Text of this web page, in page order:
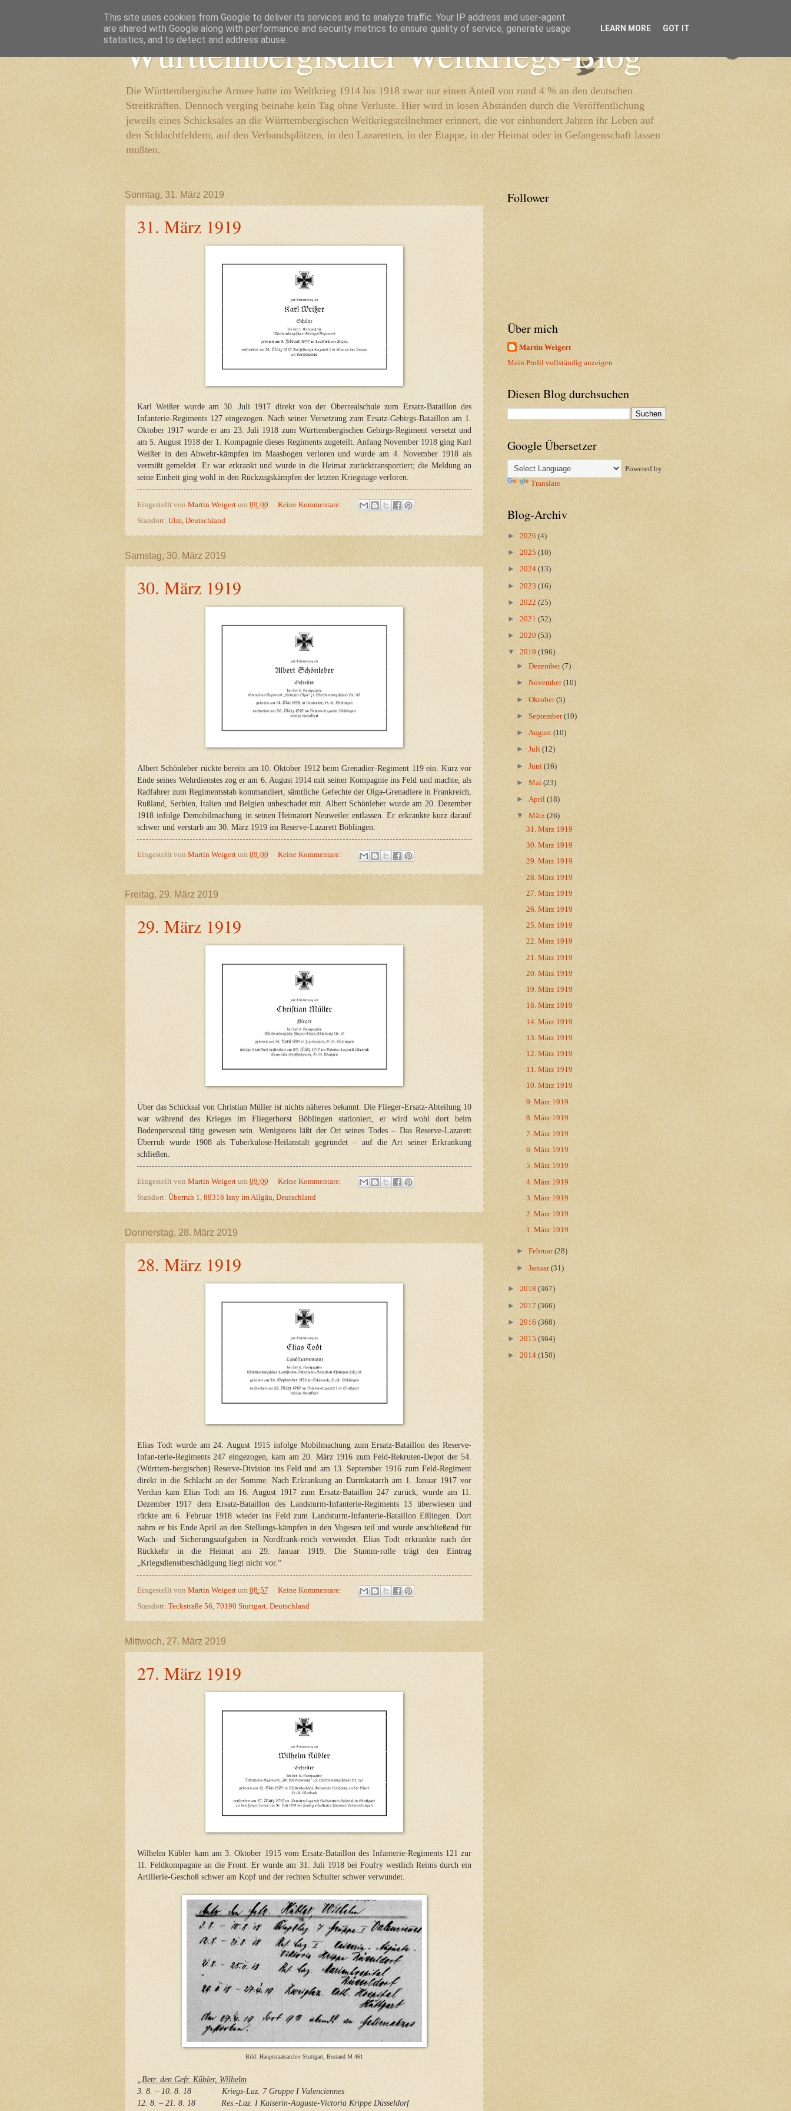
Württembergischer Weltkriegs-Blog
Die Württembergische Armee hatte im Weltkrieg 1914 bis 1918 zwar nur einen Anteil von rund 4 % an den deutschen
Streitkräften. Dennoch verging beinahe kein Tag ohne Verluste. Hier wird in losen Abständen durch die Veröffentlichung
jeweils eines Schicksales an die Württembergischen Weltkriegsteilnehmer erinnert, die vor einhundert Jahren ihr Leben auf
den Schlachtfeldern, auf den Verbandsplätzen, in den Lazaretten, in der Etappe, in der Heimat oder in Gefangenschaft lassen
mußten.
Sonntag, 31. März 2019
31. März 1919
Karl Weißer wurde am 30. Juli 1917 direkt von der Oberrealschule zum Ersatz-Bataillon des
Infanterie-Regiments 127 eingezogen. Nach seiner Versetzung zum Ersatz-Gebirgs-Bataillon am 1.
Oktober 1917 wurde er am 23. Juli 1918 zum Württembergischen Gebirgs-Regiment versetzt und
am 5. August 1918 der 1. Kompagnie dieses Regiments zugeteilt. Anfang November 1918 ging Karl
Weißer in den Abwehr-kämpfen im Maasbogen verloren und wurde am 4. November 1918 als
vermißt gemeldet. Er war erkrankt und wurde in die Heimat zurücktransportiert; die Meldung an
seine Einheit ging wohl in den Rückzugskämpfen der letzten Kriegstage verloren.
Eingestellt von Martin Weigert um 09:00
Keine Kommentare:
Standort: Ulm, Deutschland
Samstag, 30. März 2019
30. März 1919
Albert Schönleber rückte bereits am 10. Oktober 1912 beim Grenadier-Regiment 119 ein. Kurz vor
Ende seines Wehrdienstes zog er am 6. August 1914 mit seiner Kompagnie ins Feld und machte, als
Radfahrer zum Regimentsstab kommandiert, sämtliche Gefechte der Olga-Grenadiere in Frankreich,
Rußland, Serbien, Italien und Belgien unbeschadet mit. Albert Schönleber wurde am 20. Dezember
1918 infolge Demobilmachung in seinen Heimatort Neuweiler entlassen. Er erkrankte kurz darauf
schwer und verstarb am 30. März 1919 im Reserve-Lazarett Böblingen.
Eingestellt von Martin Weigert um 09:00 Keine Kommentare:
Freitag, 29. März 2019
29. März 1919
Über das Schicksal von Christian Müller ist nichts näheres bekannt. Die Flieger-Ersatz-Abteilung 10
war während des Krieges im Fliegerhorst Böblingen stationiert, er wird wohl dort beim
Bodenpersonal tätig gewesen sein. Wenigstens läßt der Ort seines Todes – Das Reserve-Lazarett
Überruh wurde 1908 als Tuberkulose-Heilanstalt gegründet – auf die Art seiner Erkrankung
schließen.
Eingestellt von Martin Weigert um 09:00
Keine Kommentare:
Standort: Überruh 1, 88316 Isny im Allgäu, Deutschland
Donnerstag, 28. März 2019
28. März 1919
Elias Todt wurde am 24. August 1915 infolge Mobilmachung zum Ersatz-Bataillon des Reserve-
Infan-terie-Regiments 247 eingezogen, kam am 20. März 1916 zum Feld-Rekruten-Depot der 54.
(Württem-bergischen) Reserve-Division ins Feld und am 13. September 1916 zum Feld-Regiment
direkt in die Schlacht an der Somme. Nach Erkrankung an Darmkatarrh am 1. Januar 1917 vor
Verdun kam Elias Todt am 16. August 1917 zum Ersatz-Bataillon 247 zurück, wurde am 11.
Dezember 1917 dem Ersatz-Bataillon des Landsturm-Infanterie-Regiments 13 überwiesen und
rückte am 6. Februar 1918 wieder ins Feld zum Landsturm-Infanterie-Bataillon Eßlingen. Dort
nahm er bis Ende April an den Stellungs-kämpfen in den Vogesen teil und wurde anschließend für
Wach- und Sicherungsaufgaben in Nordfrank-reich verwendet. Elias Todt erkrankte nach der
Rückkehr in die Heimat am 29. Januar 1919. Die Stamm-rolle trägt den Eintrag
„Kriegsdienstbeschädigung liegt nicht vor.“
Eingestellt von Martin Weigert um 08:57
Keine Kommentare:
Standort: Teckstraße 56, 70190 Stuttgart, Deutschland
Mittwoch, 27. März 2019
27. März 1919
Wilhelm Kübler kam am 3. Oktober 1915 vom Ersatz-Bataillon des Infanterie-Regiments 121 zur
11. Feldkompagnie an die Front. Er wurde am 31. Juli 1918 bei Foufry westlich Reims durch ein
Artillerie-Geschoß schwer am Kopf und der rechten Schulter schwer verwundet.
Bild: Hauptstaatsarchiv Stuttgart, Bestand M 461
„Betr. den Gefr. Kübler, Wilhelm
3. 8. – 10. 8. 18 Kriegs-Laz. 7 Gruppe I Valenciennes
12. 8. – 21. 8. 18 Res.-Laz. I Kaiserin-Auguste-Victoria Krippe Düsseldorf
Follower
Über mich
Martin Weigert
Mein Profil vollständig anzeigen
Diesen Blog durchsuchen
Google Übersetzer
Powered by
Translate
Blog-Archiv
► 2026 (4)
► 2025 (10)
► 2024 (13)
► 2023 (16)
► 2022 (25)
► 2021 (52)
► 2020 (53)
▼ 2019 (196)
►Dezember(7)
►November(10)
►Oktober(5)
► September(10)
►August(10)
►Juli(12)
►Juni(16)
►Mai(23)
► April(18)
▼März(26)
31. März 1919
30. März 1919
29. März 1919
28. März 1919
27. März 1919
26. März 1919
25. März 1919
22. März 1919
21. März 1919
20. März 1919
19. März 1919
18. März 1919
14. März 1919
13. März 1919
12. März 1919
11. März 1919
10. März 1919
9. März 1919
8. März 1919
7. März 1919
6. März 1919
5. März 1919
4. März 1919
3. März 1919
2. März 1919
1. März 1919
►Februar(28)
►Januar(31)
► 2018 (367)
► 2017 (366)
► 2016 (368)
► 2015 (364)
► 2014 (150)
This site uses cookies from Google to deliver its services and to analyze traffic. Your IP address and user-agent
are shared with Google along with performance and security metrics to ensure quality of service, generate usage
statistics, and to detect and address abuse.
LEARN MORE GOT IT